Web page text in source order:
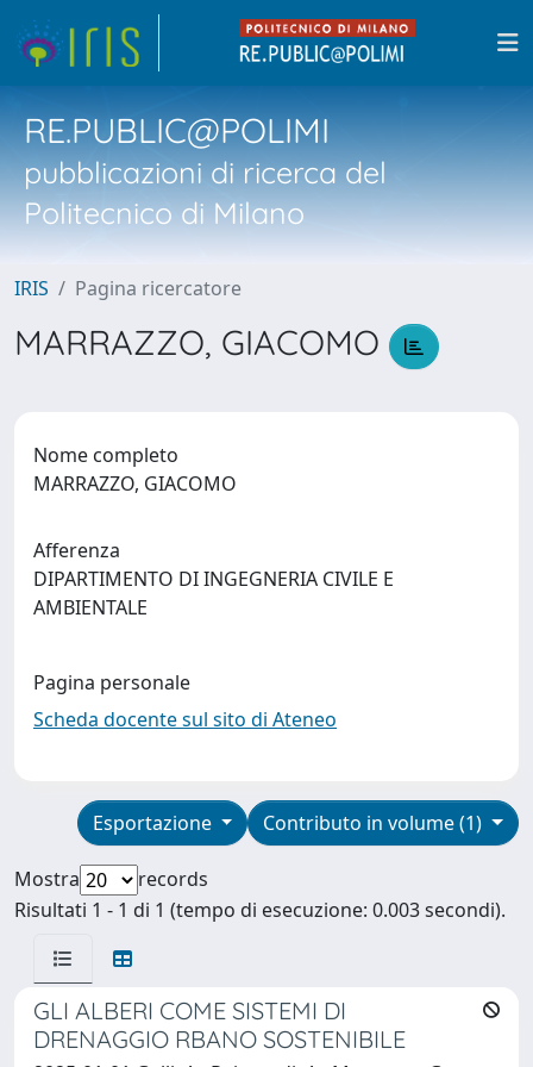
RE.PUBLIC@POLIMI
pubblicazioni di ricerca del
Politecnico di Milano
IRIS Pagina ricercatore
MARRAZZO, GIACOMO
Nome completo
MARRAZZO, GIACOMO
Afferenza
DIPARTIMENTO DI INGEGNERIA CIVILE E
AMBIENTALE
Pagina personale
Scheda docente sul sito di Ateneo
Contributo in volume (1)
Esportazione
Mostra
records
Risultati 1 - 1 di 1 (tempo di esecuzione: 0.003 secondi).
GLI ALBERI COME SISTEMI DI
DRENAGGIO RBANO SOSTENIBILE